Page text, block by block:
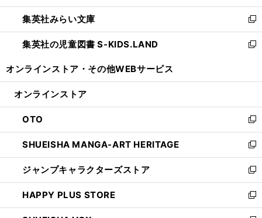
開
く
ウ
で
開
く
ン
ド
ウ
で
ウ
ィ
ン
ド
開
集英社みらい文庫
新
し
い
ン
ウ
で
開
く
集英社の児童図書 S-KIDS.LAND
新
ウ
ン
ド
ウ
で
開
く
オンラインストア・ その他WEBサービス
オンラインストア
OTO
新
し
い
ウ
ィ
ン
ド
ウ
SHUEISHA MANGA-ART HERITAGE
新
し
い
ウ
ィ
ン
ジャンプキャラクターズストア
新
し
い
ウ
HAPPY PLUS STORE
新
し